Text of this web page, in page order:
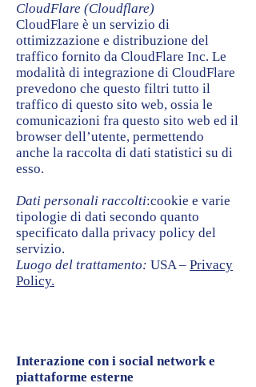
CloudFlare (Cloudflare)
CloudFlare è un servizio di
ottimizzazione e distribuzione del
traffico fornito da CloudFlare Inc. Le
modalità di integrazione di CloudFlare
prevedono che questo filtri tutto il
traffico di questo sito web, ossia le
comunicazioni fra questo sito web ed il
browser dell’utente, permettendo
anche la raccolta di dati statistici su di
esso.
Dati personali raccolti:cookie e varie
tipologie di dati secondo quanto
specificato dalla privacy policy del
servizio.
Luogo del trattamento: USA – Privacy
Policy.
Interazione con i social network e
piattaforme esterne